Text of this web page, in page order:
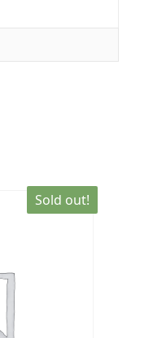
Sold out!